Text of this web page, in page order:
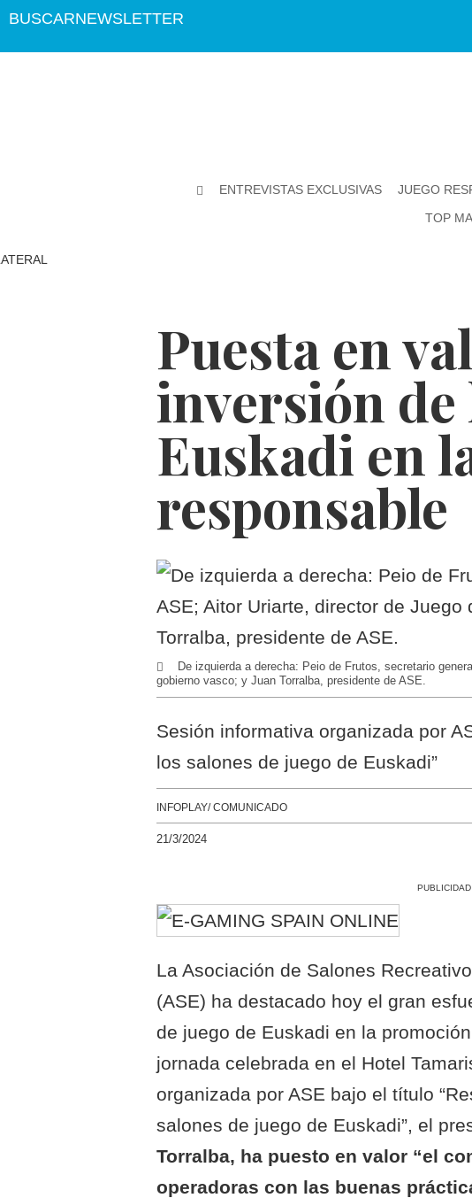
BUSCARNEWSLETTER
ENTREVISTAS EXCLUSIVAS JUEGO
TOP
Puesta en
inversión de
Euskadi en
responsable
De izquierda a derecha: Peio de Frutos, secretario
gobierno vasco; y Juan Torralba, presidente de ASE.
Sesión informativa organizada por
los salones de juego de Euskadi”
INFOPLAY/ COMUNICADO
21/3/2024
PUBLICIDAD
La Asociación de Salones
(ASE) ha destacado hoy el gran
de juego de Euskadi en la
jornada celebrada en el Hotel
organizada por ASE bajo el título
salones de juego de Euskadi”, el
Torralba, ha puesto en valor “el
operadoras con las buenas